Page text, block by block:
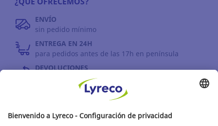
ENVÍO
sin pedido mínimo
ENTREGA EN 24H
para pedidos antes de las 17h en península
DEVOLUCIONES
antes de 30 días
INFORMACIÓN GENERAL